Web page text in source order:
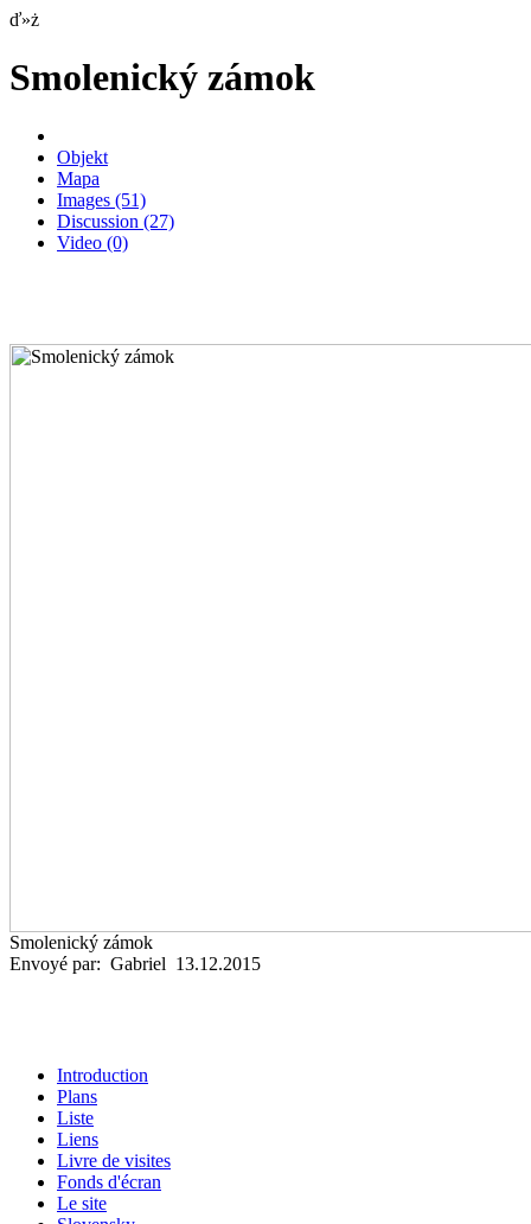
ď»ż
Smolenický zámok
Objekt
Mapa
Images (51)
Discussion (27)
Video (0)
Smolenický zámok
Envoyé par: Gabriel 13.12.2015
Introduction
Plans
Liste
Liens
Livre de visites
Fonds d'écran
Le site